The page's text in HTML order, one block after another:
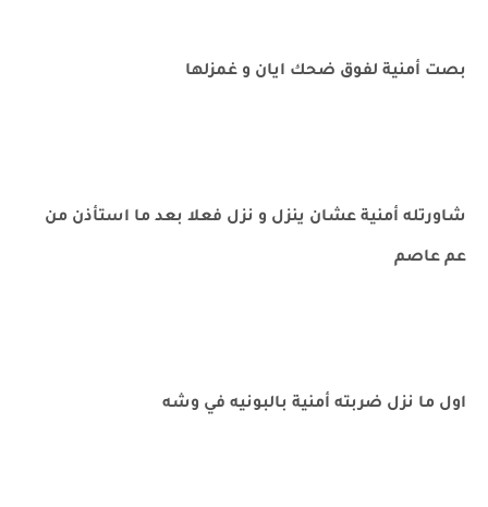
بصت أمنية لفوق ضحك ايان و غمزلها
شاورتله أمنية عشان ينزل و نزل فعلا بعد ما استأذن من
عم عاصم
اول ما نزل ضربته أمنية بالبونيه في وشه